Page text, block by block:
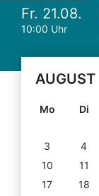
Fr. 21.08.
10:00 Uhr
AUGUST
Mo Di
3
4
10
11
17
18